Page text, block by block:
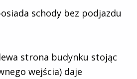
schody bez podjazdu
strona budynku stojąc
wejścia) daje